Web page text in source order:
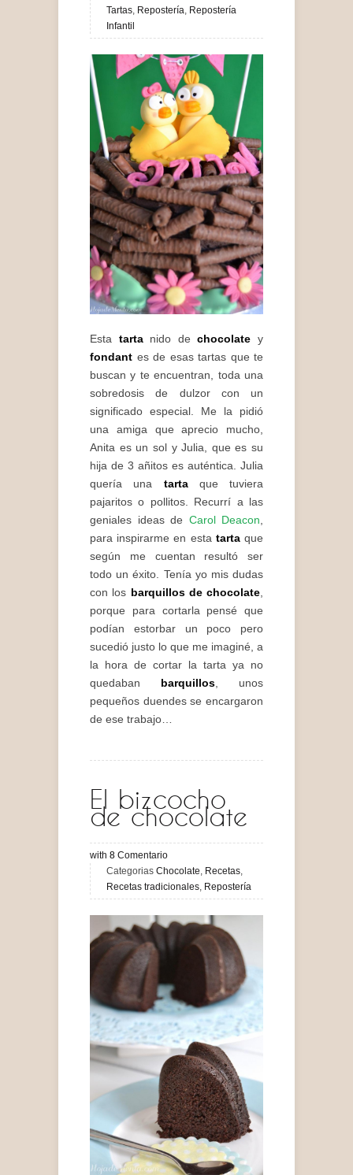
Tartas Repostería Repostería
Infantil
Esta tartanido dechocolate y
fondant es de esas tartas que te
buscan y te encuentran, toda una
sobredosis de dulzor con un
significado especial. Me la pidió
una amiga que aprecio mucho,
Anita es un sol y Julia, que es su
hija de 3 añitos es auténtica. Julia
quería una tartaque tuviera
pajaritos o pollitos. Recurrí a las
geniales ideas de Carol Deacon
para inspirarme en esta tartaque
según me cuentan resultó ser
todo un éxito. Tenía yo mis dudas
con los barquillos de chocolate
porque para cortarla pensé que
podían estorbar un poco pero
sucedió justo lo que me imaginé, a
la hora de cortar la tarta ya no
quedaban barquillos , unos
pequeños duendes se encargaron
de ese trabajo…
El bizcocho
de chocolate
with 8 Comentario
Categorias Chocolate, Recetas,
Recetas tradicionales, Repostería